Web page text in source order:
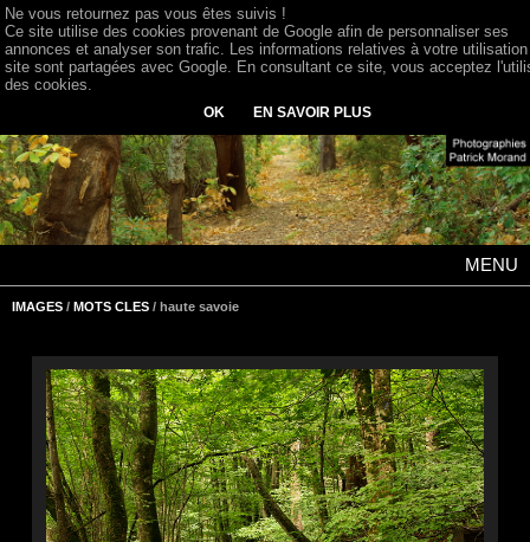
MENU
IMAGES / MOTS CLES / haute savoie
Ne vous retournez pas vous êtes suivis !
Ce site utilise des cookies provenant de Google afin de personnaliser ses
annonces et analyser son trafic. Les informations relatives à votre
site sont partagées avec Google. En consultant ce site, vous acceptez
des cookies.
OK EN SAVOIR PLUS